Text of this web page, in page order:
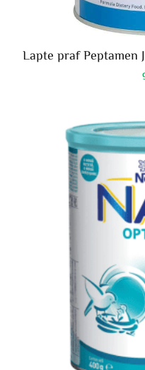
Lapte praf Peptamen